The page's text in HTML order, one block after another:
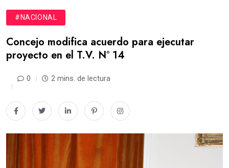
#NACIONAL
Concejo modifica acuerdo para ejecutar
proyecto en el T.V. N° 14
0 2 mins. de lectura